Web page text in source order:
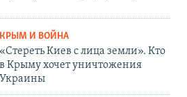
КРЫМ И ВОЙНА
«Стереть Киев с лица земли». Кто
в Крыму хочет уничтожения
Украины